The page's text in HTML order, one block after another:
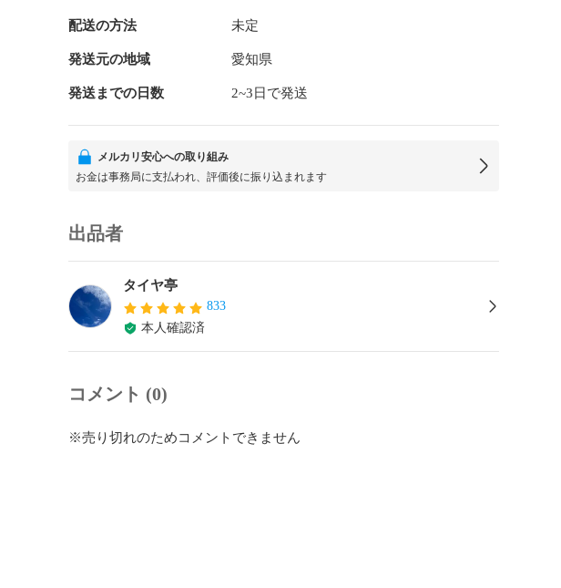
配送の方法 未定
発送元の地域 愛知県
発送までの日数 2~3日で発送
メルカリ安心への取り組み
お金は事務局に支払われ、評価後に振り込まれます
出品者
タイヤ亭
833
本人確認済
コメント (0)
※売り切れのためコメントできません